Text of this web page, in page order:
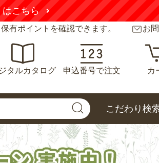
はこちら
有ポイントを確認できます。 お
タルカタログ 申込番号で注文 カ
こだわり検